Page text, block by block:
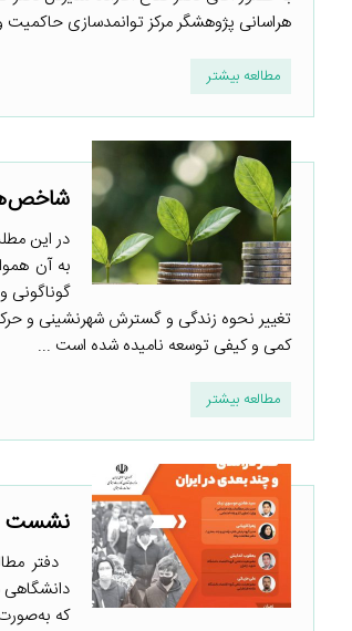
هراسانی پژوهشگر مرکز توانمدسازی حاکمیت و
مطالعه بیشتر
در این
به آن
گوناگونی
تغییر نحوه زندگی و گسترش شهرنشینی و
کمی و کیفی توسعه نامیده شده است ...
مطالعه بیشتر
نشست
دفتر
که